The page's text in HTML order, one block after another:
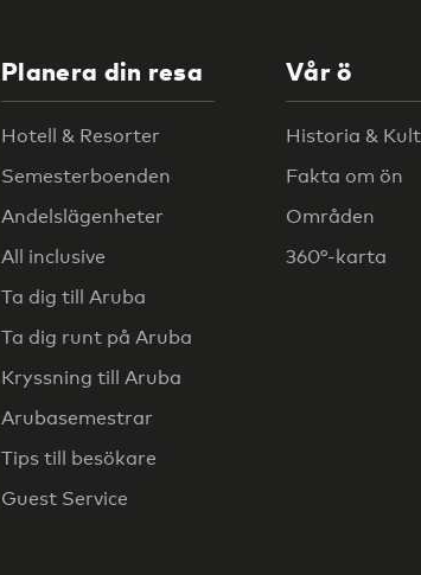
Planera din resa
Hotell & Resorter
Semesterboenden
Andelslägenheter
All inclusive
Ta dig till Aruba
Ta dig runt på Aruba
Kryssning till Aruba
Arubasemestrar
Tips till besökare
Guest Service
Vår ö
Historia &
Fakta om ön
Områden
360°-karta